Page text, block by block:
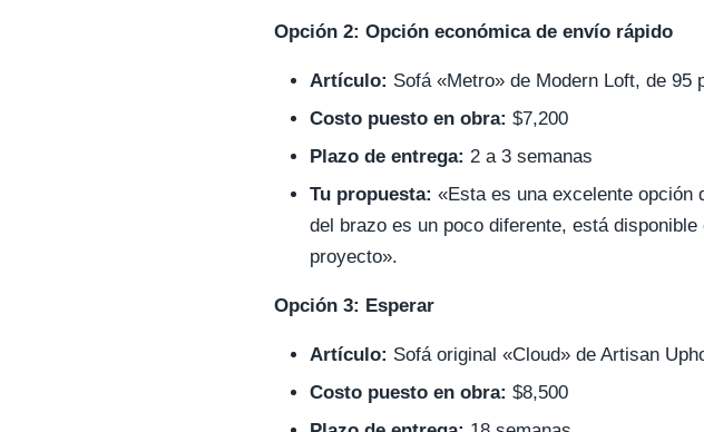
Opción 2: Opción económica de envío rápido
Artículo: Sofá «Metro» de Modern Loft, de 95
Costo puesto en obra: $7,200
Plazo de entrega: 2 a 3 semanas
Tu propuesta: «Esta es una excelente opción
del brazo es un poco diferente, está
proyecto».
Opción 3: Esperar
Artículo: Sofá original «Cloud» de Artisan
Costo puesto en obra: $8,500